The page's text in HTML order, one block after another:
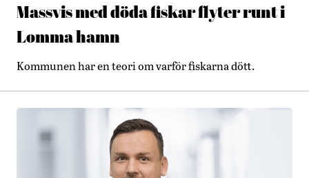
Massvis med döda fiskar flyter runt i
Lomma hamn
Kommunen har en teori om varför fiskarna dött.